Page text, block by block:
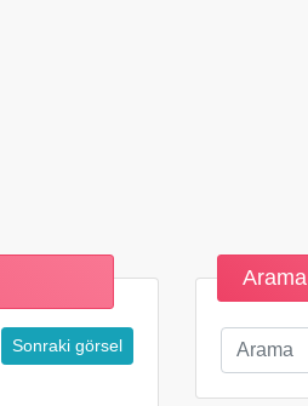
Sonraki görsel
Arama